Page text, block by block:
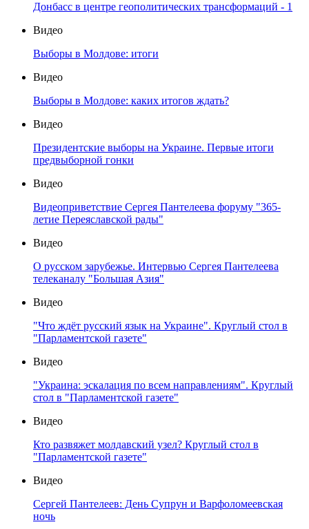
Донбасс в центре геополитических трансформаций - 1
Видео
Выборы в Молдове: итоги
Видео
Выборы в Молдове: каких итогов ждать?
Видео
Президентские выборы на Украине. Первые итоги
предвыборной гонки
Видео
Видеоприветствие Сергея Пантелеева форуму "365-
летие Переяславской рады"
Видео
О русском зарубежье. Интервью Сергея Пантелеева
телеканалу "Большая Азия"
Видео
"Что ждёт русский язык на Украине". Круглый стол в
"Парламентской газете"
Видео
"Украина: эскалация по всем направлениям". Круглый
стол в "Парламентской газете"
Видео
Кто развяжет молдавский узел? Круглый стол в
"Парламентской газете"
Видео
Сергей Пантелеев: День Супрун и Варфоломеевская
ночь